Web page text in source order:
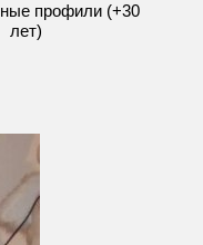
профили (+30
лет)